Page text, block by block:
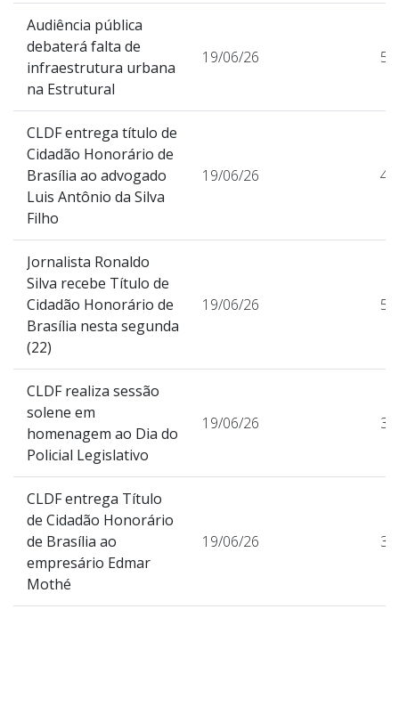
Audiência pública
debaterá falta de
infraestrutura urbana
na Estrutural
19/06/26
CLDF entrega título de
Cidadão Honorário de
Brasília ao advogado
Luis Antônio da Silva
Filho
19/06/26
Jornalista Ronaldo
Silva recebe Título de
Cidadão Honorário de
Brasília nesta segunda
(22)
19/06/26
CLDF realiza sessão
solene em
homenagem ao Dia do
Policial Legislativo
19/06/26
CLDF entrega Título
de Cidadão Honorário
de Brasília ao
empresário Edmar
Mothé
19/06/26